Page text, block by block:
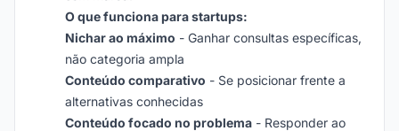
O que funciona para startups:
Nichar ao máximo - Ganhar consultas específicas,
não categoria ampla
Conteúdo comparativo - Se posicionar frente a
alternativas conhecidas
Conteúdo focado no problema - Responder ao